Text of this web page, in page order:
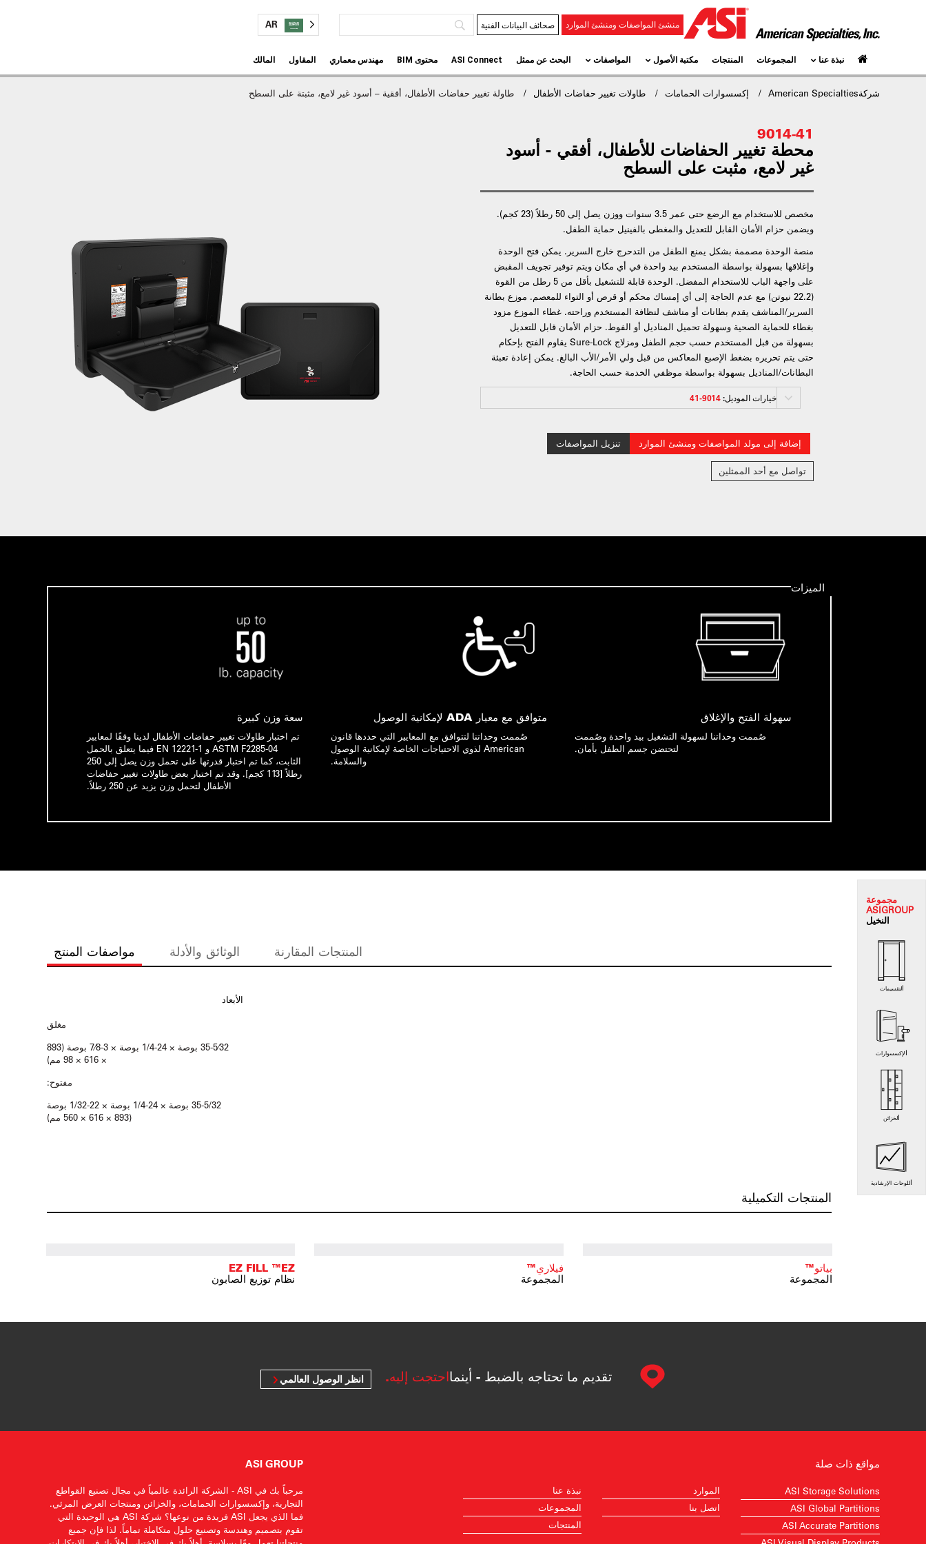
منشئ المواصفات ومنشئ الموارد صحائف البيانات الفنية AR
نبذة عنا المجموعات المنتجات مكتبة الأصول المواصفات البحث عن ممثل ASI Connect محتوى BIM مهندس معماري المقاول المالك
شركةAmerican Specialties إكسسوارات الحمامات طاولات تغيير حفاضات الأطفال طاولة تغيير حفاضات الأطفال، أفقية – أسود غير لامع، مثبتة على السطح
9014-41
محطة تغيير الحفاضات للأطفال، أفقي - أسود
غير لامع، مثبت على السطح
مخصص للاستخدام مع الرضع حتى عمر 3.5 سنوات ووزن يصل إلى 50 رطلاً (23 كجم).
ويضمن حزام الأمان القابل للتعديل والمغطى بالفينيل حماية الطفل.
منصة الوحدة مصممة بشكل يمنع الطفل من التدحرج خارج السرير. يمكن فتح الوحدة
وإغلاقها بسهولة بواسطة المستخدم بيد واحدة في أي مكان ويتم توفير تجويف المقبض
على واجهة الباب للاستخدام المفضل. الوحدة قابلة للتشغيل بأقل من 5 رطل من القوة
(22.2 نيوتن) مع عدم الحاجة إلى أي إمساك محكم أو قرص أو التواء للمعصم. موزع بطانة
السرير/المناشف يقدم بطانات أو مناشف لنظافة المستخدم وراحته. غطاء الموزع مزود
بغطاء للحماية الصحية وسهولة تحميل المناديل أو الفوط. حزام الأمان قابل للتعديل
بسهولة من قبل المستخدم حسب حجم الطفل ومزلاج Sure-Lock يقاوم الفتح بإحكام
حتى يتم تحريره بضغط الإصبع المعاكس من قبل ولي الأمر/الأب البالغ. يمكن إعادة تعبئة
البطانات/المناديل بسهولة بواسطة موظفي الخدمة حسب الحاجة.
خيارات الموديل:9014-41
إضافة إلى مولد المواصفات ومنشئ الموارد تنزيل المواصفات
تواصل مع أحد الممثلين
الميزات
سعة وزن كبيرة
تم اختبار طاولات تغيير حفاضات الأطفال لدينا وفقًا لمعايير
ASTM F2285-04 و EN 12221-1 فيما يتعلق بالحمل
الثابت، كما تم اختبار قدرتها على تحمل وزن يصل إلى 250
رطلاً [113 كجم]. وقد تم اختبار بعض طاولات تغيير حفاضات
الأطفال لتحمل وزن يزيد عن 250 رطلاً.
متوافق مع معيار ADA لإمكانية الوصول
صُممت وحداتنا لتتوافق مع المعايير التي حددها قانون
American لذوي الاحتياجات الخاصة لإمكانية الوصول
والسلامة.
سهولة الفتح والإغلاق
صُممت وحداتنا لسهولة التشغيل بيد واحدة وصُممت
لتحتضن جسم الطفل بأمان.
مواصفات المنتج الوثائق والأدلة المنتجات المقارنة
الأبعاد
مغلق
35-5⁄32 بوصة × 24-1/4 بوصة × 3-7⁄8 بوصة (893
× 616 × 98 مم)
مفتوح:
35-5/32 بوصة × 24-1/4 بوصة × 22-1/32 بوصة
(893 × 616 × 560 مم)
المنتجات التكميلية
EZ FILL ™EZ
نظام توزيع الصابون
فيلاري™
المجموعة
بياتو™
المجموعة
تقديم ما تحتاجه بالضبط - أينمااحتجت إليه. انظر الوصول العالمي
مجموعة
ASIGROUP
النخيل
التقسيمات
الإكسسوارات
الخزائن
اللوحات الإرشادية
ASI GROUP
مرحباً بك في ASI - الشركة الرائدة عالمياً في مجال تصنيع القواطع
التجارية، وإكسسوارات الحمامات، والخزائن ومنتجات العرض المرئي.
فما الذي يجعل ASI فريدة من نوعها؟ شركة ASI هي الوحيدة التي
تقوم بتصميم وهندسة وتصنيع حلول متكاملة تماماً. لذا فإن جميع
نبذة عنا
المجموعات
المنتجات
الموارد
اتصل بنا
مواقع ذات صلة
ASI Storage Solutions
ASI Global Partitions
ASI Accurate Partitions